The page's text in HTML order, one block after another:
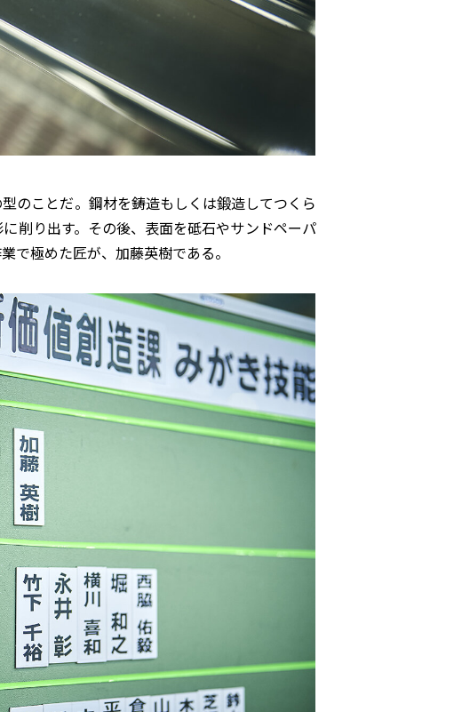
のことだ。鋼材を鋳造もしくは鍛造してつくら
削り出す。その後、表面を砥石やサンドペーパ
で極めた匠が、加藤英樹である。